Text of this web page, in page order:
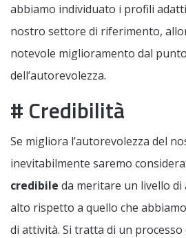
abbiamo individuato i profili
nostro settore di riferimento,
notevole miglioramento dal
dell’autorevolezza.
# Credibilità
Se migliora l’autorevolezza del
inevitabilmente saremo
credibile da meritare un livello
alto rispetto a quello che
di attività. Si tratta di un